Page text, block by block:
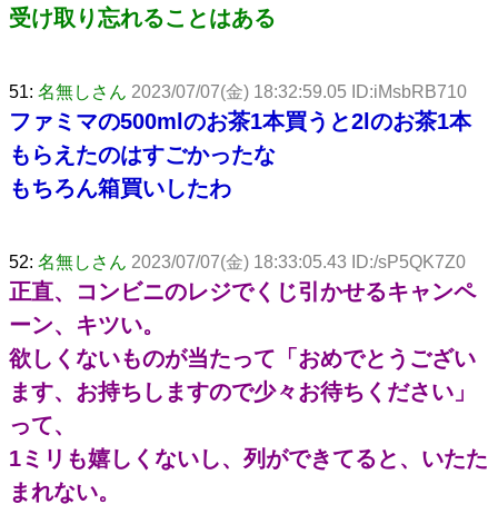
受け取り忘れることはある
51: 名無しさん 2023/07/07(金) 18:32:59.05 ID:iMsbRB710
ファミマの500mlのお茶1本買うと2lのお茶1本
もらえたのはすごかったな
もちろん箱買いしたわ
52: 名無しさん 2023/07/07(金) 18:33:05.43 ID:/sP5QK7Z0
正直、コンビニのレジでくじ引かせるキャンペ
ーン、キツい。
欲しくないものが当たって「おめでとうござい
ます、お持ちしますので少々お待ちください」
って、
1ミリも嬉しくないし、列ができてると、いたた
まれない。